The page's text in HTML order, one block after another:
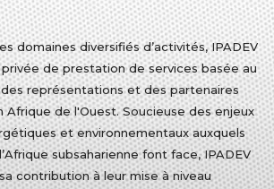
domaines diversifiés d’activités, IPADEV
de prestation de services basée au
représentations et des partenaires
Afrique de l'Ouest. Soucieuse des enjeux
et environnementaux auxquels
subsaharienne font face, IPADEV
contribution à leur mise à niveau